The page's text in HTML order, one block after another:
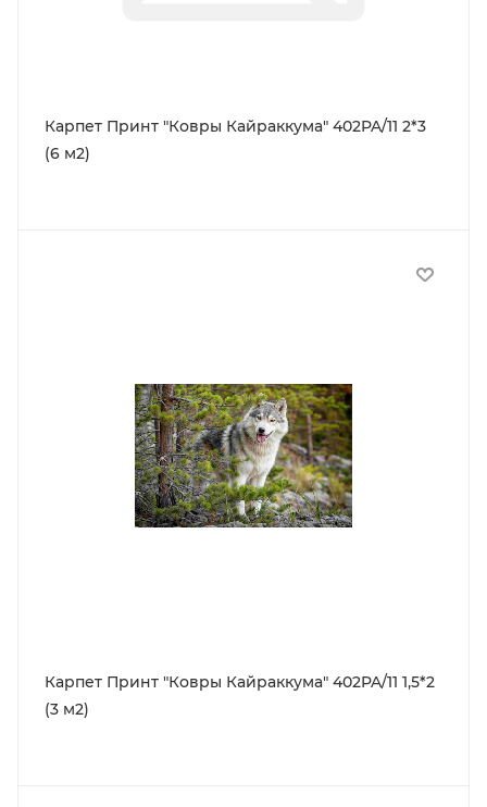
Карпет Принт "Ковры Кайраккума" 402PA/11 2*3
(6 м2)
Карпет Принт "Ковры Кайраккума" 402PA/11 1,5*2
(3 м2)